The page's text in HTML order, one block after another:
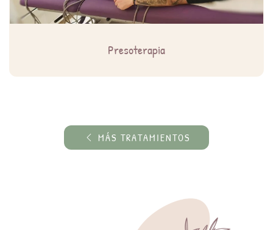
Presoterapia
MÁS TRATAMIENTOS